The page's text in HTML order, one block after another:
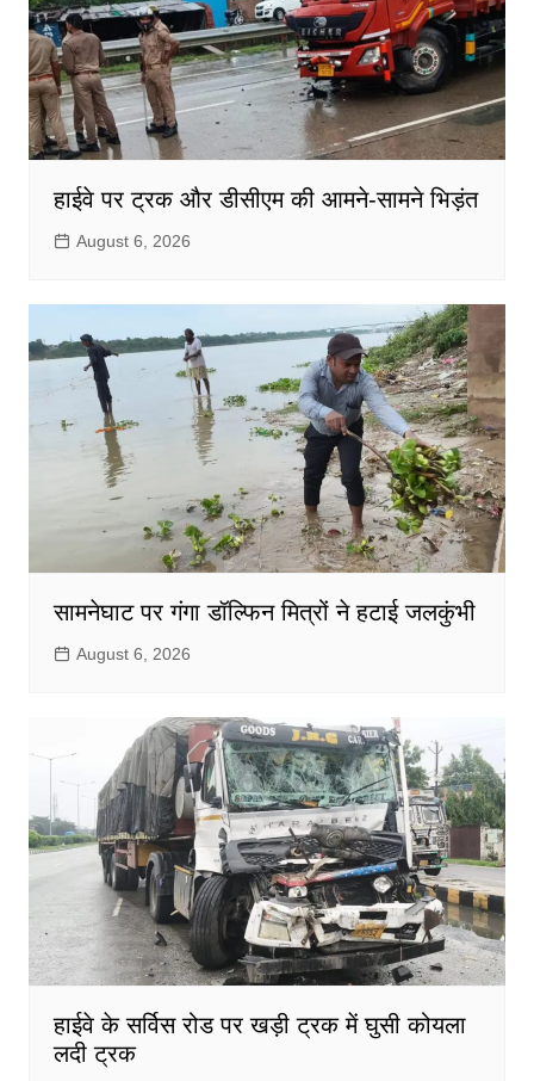
हाईवे पर ट्रक और डीसीएम की आमने-सामने भिड़ंत
August 6, 2026
सामनेघाट पर गंगा डॉल्फिन मित्रों ने हटाई जलकुंभी
August 6, 2026
हाईवे के सर्विस रोड पर खड़ी ट्रक में घुसी कोयला
लदी ट्रक